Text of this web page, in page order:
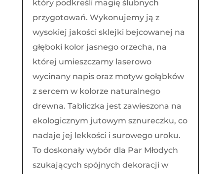
który podkreśli magię ślubnych
przygotowań. Wykonujemy ją z
wysokiej jakości sklejki bejcowanej na
głęboki kolor jasnego orzecha, na
której umieszczamy laserowo
wycinany napis oraz motyw gołąbków
z sercem w kolorze naturalnego
drewna. Tabliczka jest zawieszona na
ekologicznym jutowym sznureczku, co
nadaje jej lekkości i surowego uroku.
To doskonały wybór dla Par Młodych
szukających spójnych dekoracji w